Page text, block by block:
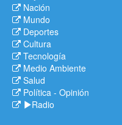
Nación
Mundo
Deportes
Cultura
Tecnología
Medio Ambiente
Salud
Política - Opinión
Radio